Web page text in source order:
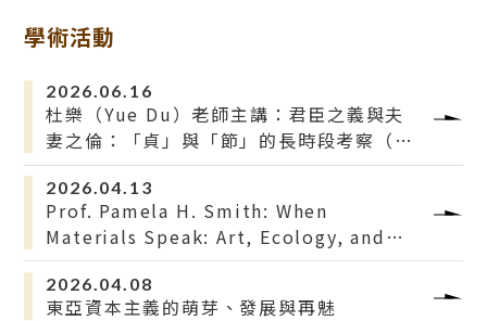
學術活動
2026.06.16
杜樂（Yue Du）老師主講：君臣之義與夫
妻之倫：「貞」與「節」的長時段考察（先
秦到盛清）
2026.04.13
Prof. Pamela H. Smith: When
Materials Speak: Art, Ecology, and
Knowledge Making in China and
Europe—A Workshop Laboratory
2026.04.08
東亞資本主義的萌芽、發展與再魅